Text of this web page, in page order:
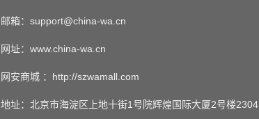
邮箱：support@china-wa.cn
网址：www.china-wa.cn
网安商城 ：http://szwamall.com
地址：北京市海淀区上地十街1号院辉煌国际大厦2号楼2304